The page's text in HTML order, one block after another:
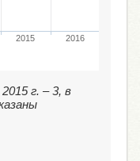
2015 2016
г. – 3, в